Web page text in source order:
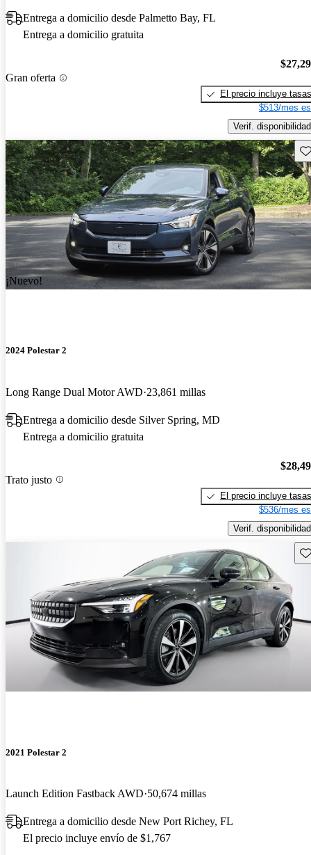
Entrega a domicilio desde Palmetto Bay, FL
Entrega a domicilio gratuita
Gran oferta
El precio incluye tasas
$513/mes
Verif. disponibilidad
¡Nuevo!
2024 Polestar 2
Long Range Dual Motor AWD 23,861 millas
Entrega a domicilio desde Silver Spring, MD
Entrega a domicilio gratuita
Trato justo
El precio incluye tasas
$536/mes
Verif. disponibilidad
2021 Polestar 2
Launch Edition Fastback AWD 50,674 millas
Entrega a domicilio desde New Port Richey, FL
El precio incluye envío de $1,767